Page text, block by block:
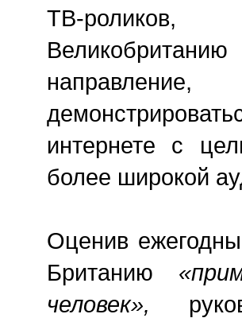
ТВ-
интернете с
более широкой
Оценив
Британию
человек»,